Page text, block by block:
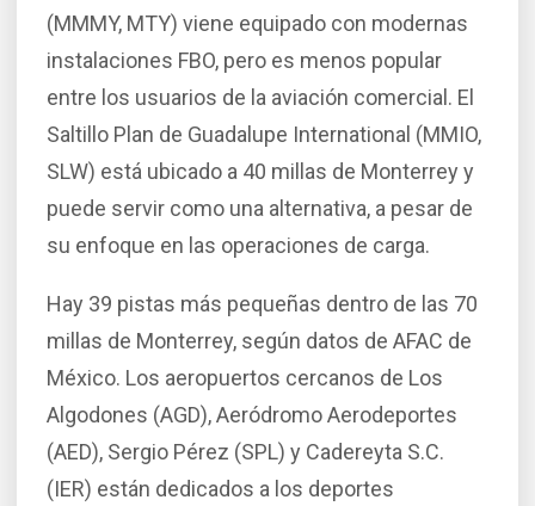
(MMMY, MTY) viene equipado con modernas
instalaciones FBO, pero es menos popular
entre los usuarios de la aviación comercial. El
Saltillo Plan de Guadalupe International (MMIO,
SLW) está ubicado a 40 millas de Monterrey y
puede servir como una alternativa, a pesar de
su enfoque en las operaciones de carga.
Hay 39 pistas más pequeñas dentro de las 70
millas de Monterrey, según datos de AFAC de
México. Los aeropuertos cercanos de Los
Algodones (AGD), Aeródromo Aerodeportes
(AED), Sergio Pérez (SPL) y Cadereyta S.C.
(IER) están dedicados a los deportes